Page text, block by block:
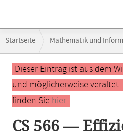
Navigation
Startseite Mathematik und
Hauptinhalt
Dieser Eintrag ist aus dem
und möglicherweise
finden Sie hier.
CS 566 —